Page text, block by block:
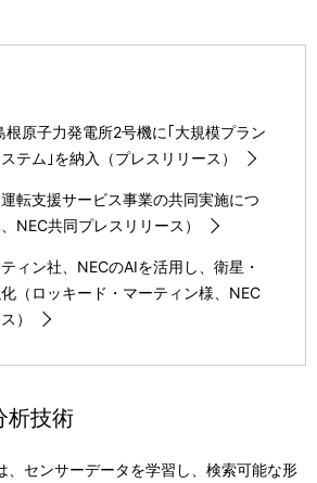
根原子力発電所2号機に｢大規模プラン
テム｣を納入（プレスリリース）
転支援サービス事業の共同実施につ
NEC共同プレスリリース）
ィン社、NECのAIを活用し、衛星・
（ロッキード・マーティン様、NEC
）
析技術
、センサーデータを学習し、検索可能な形